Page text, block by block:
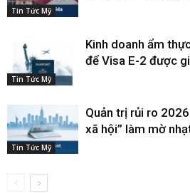
Tin Tức Mỹ
Tin Tức Mỹ
Kinh doanh ẩm
để Visa E-2 được
Tin Tức Mỹ
Quản trị rủi ro
xã hội” làm mờ